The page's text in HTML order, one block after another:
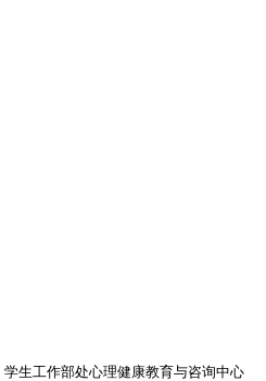
学生工作部处心理健康教育与咨询中心